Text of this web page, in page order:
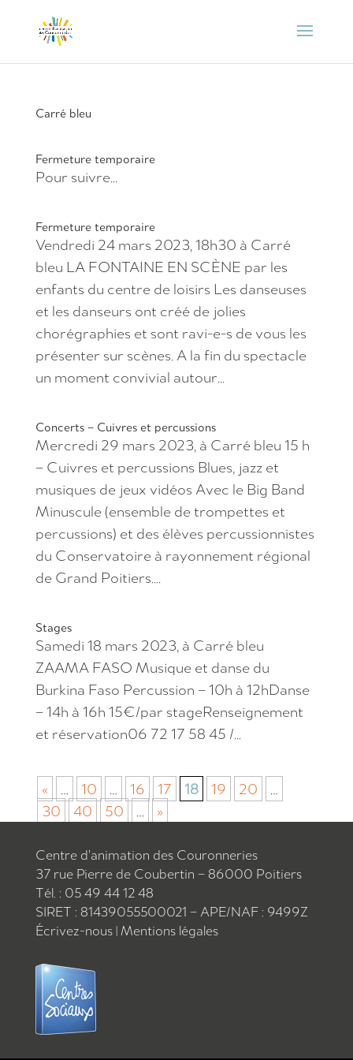
Carré bleu
Fermeture temporaire
Pour suivre...
Fermeture temporaire
Vendredi 24 mars 2023, 18h30 à Carré
bleu LA FONTAINE EN SCÈNE par les
enfants du centre de loisirs Les danseuses
et les danseurs ont créé de jolies
chorégraphies et sont ravi-e-s de vous les
présenter sur scènes. A la fin du spectacle
un moment convivial autour...
Concerts – Cuivres et percussions
Mercredi 29 mars 2023, à Carré bleu 15 h
– Cuivres et percussions Blues, jazz et
musiques de jeux vidéos Avec le Big Band
Minuscule (ensemble de trompettes et
percussions) et des élèves percussionnistes
du Conservatoire à rayonnement régional
de Grand Poitiers....
Stages
Samedi 18 mars 2023, à Carré bleu
ZAAMA FASO Musique et danse du
Burkina Faso Percussion – 10h à 12hDanse
– 14h à 16h 15€/par stageRenseignement
et réservation06 72 17 58 45 /...
« … 10 … 16 17 18 19 20
…
30
40 50 … »
Centre d’animation des Couronneries
37 rue Pierre de Coubertin – 86000 Poitiers
Tél. : 05 49 44 12 48
SIRET : 81439055500021 – APE/NAF : 9499Z
Écrivez-nous|Mentions légales